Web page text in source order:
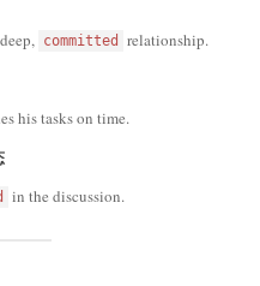
committed relationship.
his tasks on time.
in the discussion.